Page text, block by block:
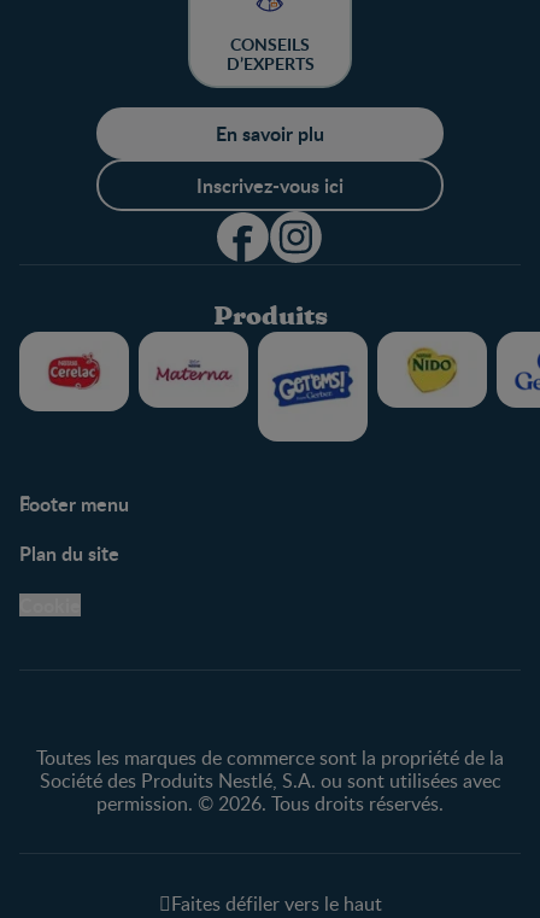
CONSEILS
D’EXPERTS
En savoir plu
Inscrivez-vous ici
Produits
Footer menu
Centre de soutien
Avis légaux
Protection des
Plan du site
Toutes les marques de commerce sont la propriété de la
Société des Produits Nestlé, S.A. ou sont utilisées avec
permission. © 2026. Tous droits réservés.
Faites défiler vers le haut